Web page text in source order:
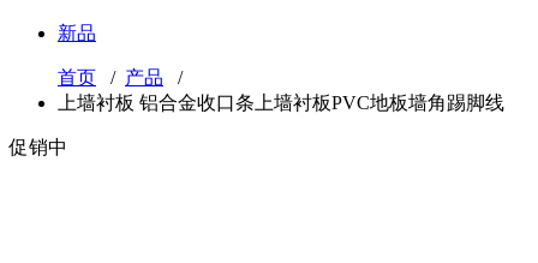
新品
首页 / 产品 /
上墙衬板 铝合金收口条上墙衬板PVC地板墙角踢脚线
促销中